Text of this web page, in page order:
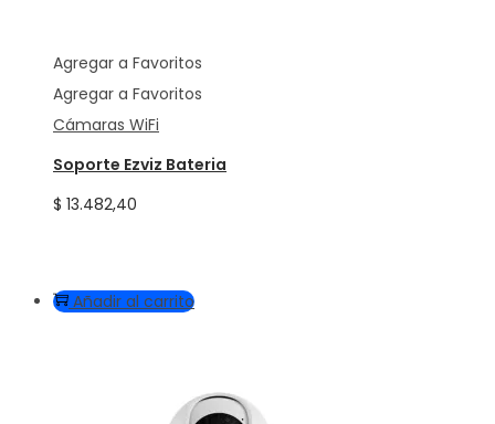
Agregar a Favoritos
Agregar a Favoritos
Cámaras WiFi
Soporte Ezviz Bateria
$ 13.482,40
Añadir al carrito